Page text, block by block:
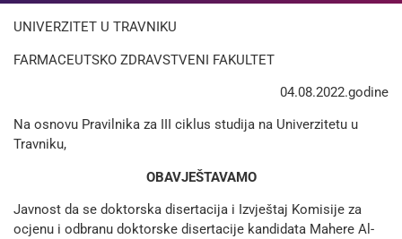
UNIVERZITET U TRAVNIKU
FARMACEUTSKO ZDRAVSTVENI FAKULTET
04.08.2022.godine
Na osnovu Pravilnika za III ciklus studija na Univerzitetu u
Travniku,
OBAVJEŠTAVAMO
Javnost da se doktorska disertacija i Izvještaj Komisije za
ocjenu i odbranu doktorske disertacije kandidata Mahere Al-